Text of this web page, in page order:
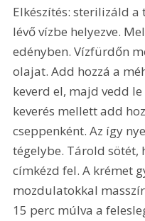
Elkészítés: sterilizáld
lévő vízbe helyezve.
edényben. Vízfürdőn
olajat. Add hozzá a
keverd el, majd vedd
keverés mellett add
cseppenként. Az így
tégelybe. Tárold sötét,
címkézd fel. A krémet
mozdulatokkal
15 perc múlva a